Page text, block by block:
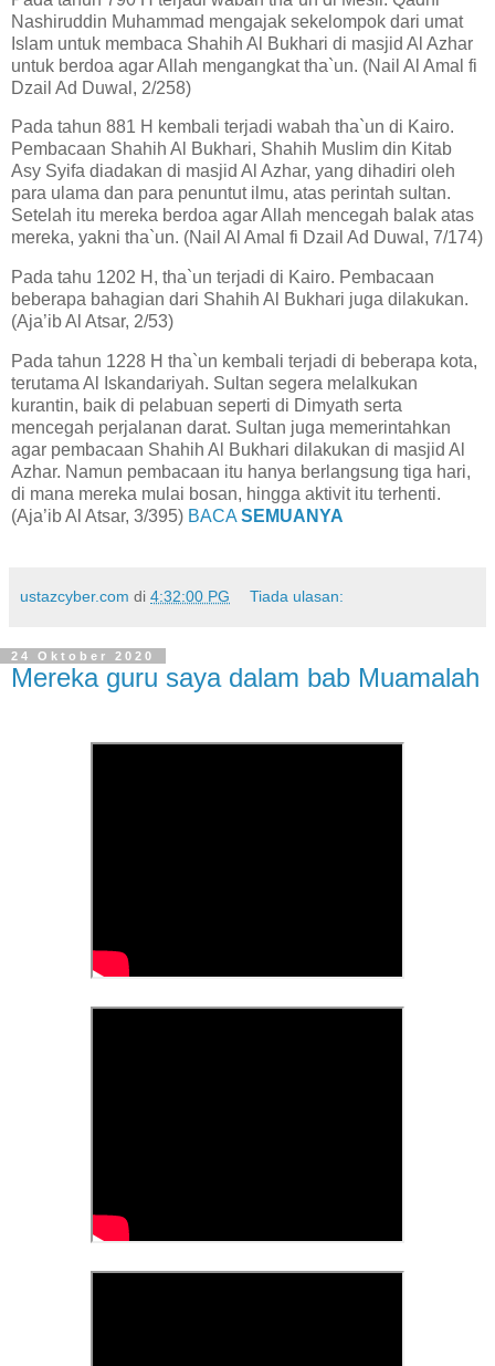
Nashiruddin Muhammad mengajak sekelompok dari umat
Islam untuk membaca Shahih Al Bukhari di masjid Al Azhar
untuk berdoa agar Allah mengangkat tha`un. (Nail Al Amal fi
Dzail Ad Duwal, 2/258)
Pada tahun 881 H kembali terjadi wabah tha`un di Kairo.
Pembacaan Shahih Al Bukhari, Shahih Muslim din Kitab
Asy Syifa diadakan di masjid Al Azhar, yang dihadiri oleh
para ulama dan para penuntut ilmu, atas perintah sultan.
Setelah itu mereka berdoa agar Allah mencegah balak atas
mereka, yakni tha`un. (Nail Al Amal fi Dzail Ad Duwal, 7/174)
Pada tahu 1202 H, tha`un terjadi di Kairo. Pembacaan
beberapa bahagian dari Shahih Al Bukhari juga dilakukan.
(Aja’ib Al Atsar, 2/53)
Pada tahun 1228 H tha`un kembali terjadi di beberapa kota,
terutama Al Iskandariyah. Sultan segera melalkukan
kurantin, baik di pelabuan seperti di Dimyath serta
mencegah perjalanan darat. Sultan juga memerintahkan
agar pembacaan Shahih Al Bukhari dilakukan di masjid Al
Azhar. Namun pembacaan itu hanya berlangsung tiga hari,
di mana mereka mulai bosan, hingga aktivit itu terhenti.
(Aja’ib Al Atsar, 3/395) BACA SEMUANYA
ustazcyber.com di 4:32:00 PG Tiada ulasan:
24 Oktober 2020
Mereka guru saya dalam bab Muamalah